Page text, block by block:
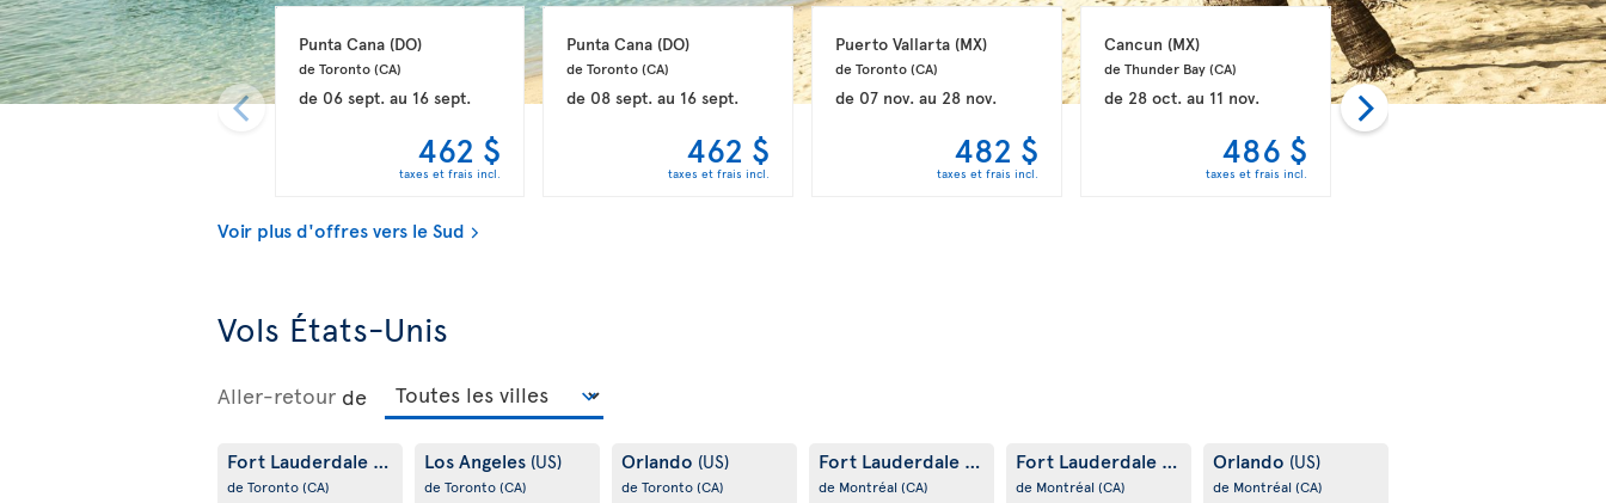
Punta Cana (DO)
de Toronto (CA)
de 06 sept.au 16 sept.
462 $
taxes et frais incl.
Punta Cana (DO)
de Toronto (CA)
de 08 sept. au 16 sept.
462 $
taxes et frais incl.
Puerto Vallarta (MX)
de Toronto (CA)
de 07 nov. au 28 nov.
482 $
taxes et frais incl.
Cancun (MX)
de Thunder Bay (CA)
de 28 oct. au 11 nov.
486 $
taxes et frais incl.
Puerto Plata (DO)
de Toronto (CA)
de28 oct.au04 nov.
Voir plus d'offres vers le Sud
Vols États-Unis
Aller-retour de
Fort Lauderdale (US)
de Toronto(CA)
Los Angeles (US)
de Toronto(CA)
Orlando (US)
de Toronto(CA)
Fort Lauderdale (US)
de Montréal (CA)
Fort Lauderdale (US)
de Montréal (CA)
Orlando (US)
de Montréal (CA)